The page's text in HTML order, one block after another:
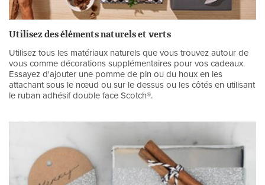
Utilisez des éléments naturels et verts
Utilisez tous les matériaux naturels que vous trouvez autour de
vous comme décorations supplémentaires pour vos cadeaux.
Essayez d'ajouter une pomme de pin ou du houx en les
attachant sous le nœud ou sur le dessus ou les côtés en utilisant
le ruban adhésif double face Scotch®.